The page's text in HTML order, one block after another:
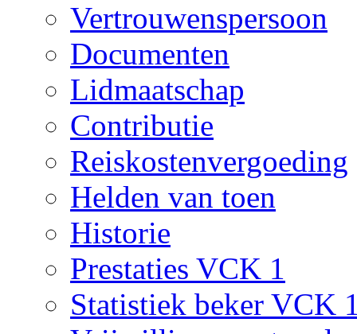
Vertrouwenspersoon
Documenten
Lidmaatschap
Contributie
Reiskostenvergoeding
Helden van toen
Historie
Prestaties VCK 1
Statistiek beker VCK